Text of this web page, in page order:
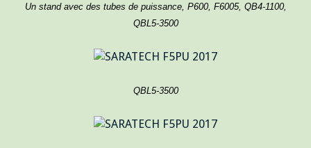
Un stand avec des tubes de puissance, P600, F6005, QB4-1100,
QBL5-3500
QBL5-3500